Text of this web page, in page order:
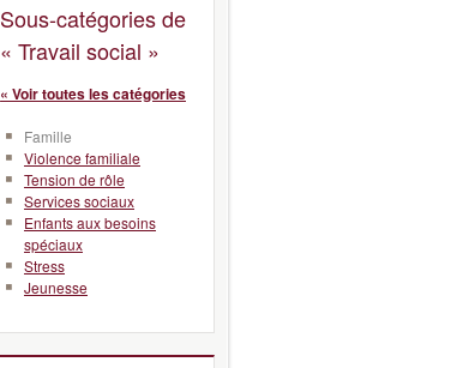
Sous-catégories de
« Travail social »
« Voir toutes les catégories
Famille
Violence familiale
Tension de rôle
Services sociaux
Enfants aux besoins
spéciaux
Stress
Jeunesse